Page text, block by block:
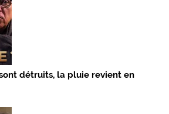
détruits, la pluie revient en